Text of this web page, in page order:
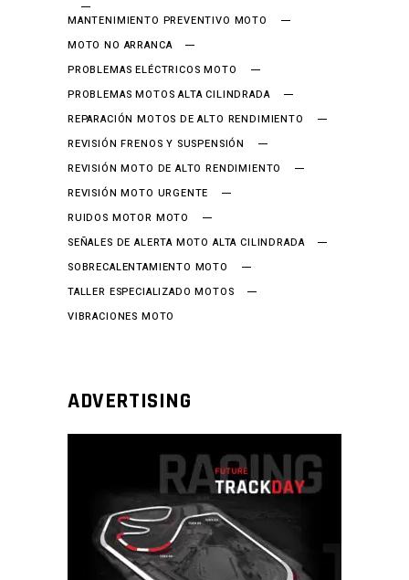
MANTENIMIENTO PREVENTIVO MOTO
MOTO NO ARRANCA
PROBLEMAS ELÉCTRICOS MOTO
PROBLEMAS MOTOS ALTA CILINDRADA
REPARACIÓN MOTOS DE ALTO RENDIMIENTO
REVISIÓN FRENOS Y SUSPENSIÓN
REVISIÓN MOTO DE ALTO RENDIMIENTO
REVISIÓN MOTO URGENTE
RUIDOS MOTOR MOTO
SEÑALES DE ALERTA MOTO ALTA CILINDRADA
SOBRECALENTAMIENTO MOTO
TALLER ESPECIALIZADO MOTOS
VIBRACIONES MOTO
ADVERTISING